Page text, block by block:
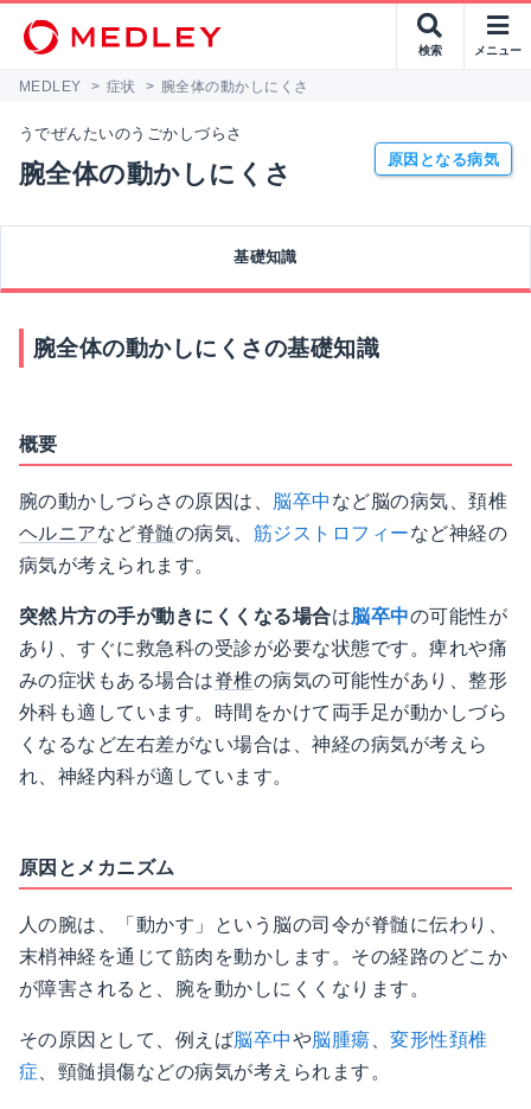
検索 メニュー
MEDLEY > 症状 > 腕全体の動かしにくさ
うでぜんたいのうごかしづらさ
腕全体の動かしにくさ 原因となる病気
基礎知識
腕全体の動かしにくさの基礎知識
概要
腕の動かしづらさの原因は、 脳卒中 など脳の病気、頚椎
ヘルニアなど脊髄の病気、 筋ジストロフィーなど神経の
病気が考えられます。
突然片方の手が動きにくくなる場合は脳卒中の可能性が
あり、すぐに救急科の受診が必要な状態です。痺れや痛
みの症状もある場合は脊椎の病気の可能性があり、整形
外科も適しています。時間をかけて両手足が動かしづら
くなるなど左右差がない場合は、神経の病気が考えら
れ、神経内科が適しています。
原因とメカニズム
人の腕は、「動かす」という脳の司令が脊髄に伝わり、
末梢神経を通じて筋肉を動かします。その経路のどこか
が障害されると、腕を動かしにくくなります。
その原因として、例えば脳卒中や脳腫瘍 、変形性頚椎
症 、頸髄損傷などの病気が考えられます。